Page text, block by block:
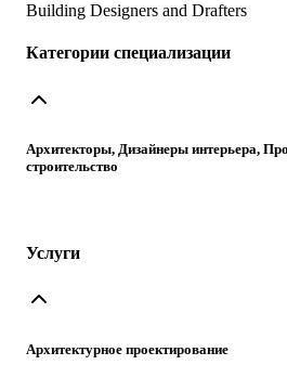
Building Designers and Drafters
Категории специализации
Архитекторы, Дизайнеры интерьера,
строительство
Услуги
Архитектурное проектирование